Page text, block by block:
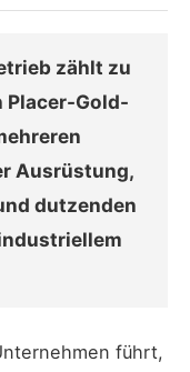
zählt zu
Placer-Gold-
Ausrüstung,
dutzenden
führt,